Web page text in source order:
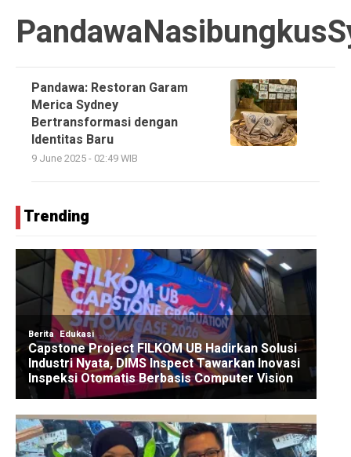
Pandawa: Restoran Garam
Merica Sydney
Bertransformasi dengan
Identitas Baru
9 June 2025 - 02:49 WIB
Trending